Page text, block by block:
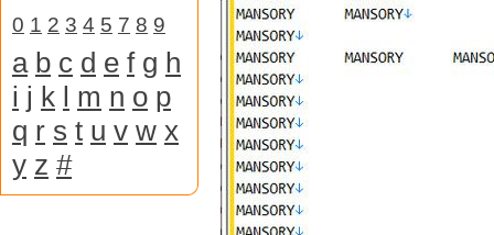
0 1 2 3 4 5 7 8 9
a b c d e f g h
i j k l m n o p
q r s t u v w x
y z #